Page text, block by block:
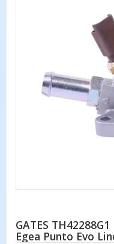
GATES
Egea Punto Evo